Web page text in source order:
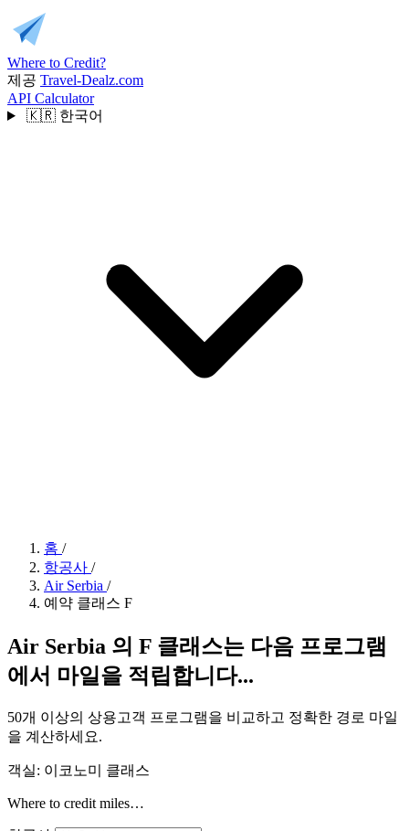
Where to Credit?
제공 Travel-Dealz.com
API Calculator
🇰🇷 한국어
홈 /
항공사 /
Air Serbia /
예약 클래스 F
Air Serbia 의 F 클래스는 다음 프로그램
에서 마일을 적립합니다...
50개 이상의 상용고객 프로그램을 비교하고 정확한 경로 마일
을 계산하세요.
객실: 이코노미 클래스
Where to credit miles…